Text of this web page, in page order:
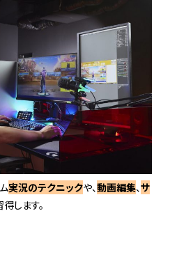
実況のテクニックや、動画編集、サ
します。